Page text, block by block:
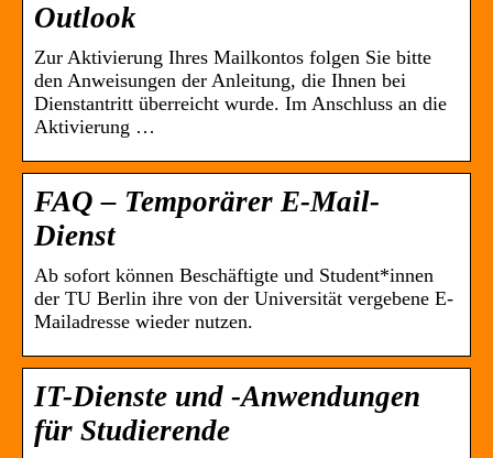
Outlook
Zur Aktivierung Ihres Mailkontos folgen Sie bitte
den Anweisungen der Anleitung, die Ihnen bei
Dienstantritt überreicht wurde. Im Anschluss an die
Aktivierung …
FAQ – Temporärer E-Mail-
Dienst
Ab sofort können Beschäftigte und Student*innen
der TU Berlin ihre von der Universität vergebene E-
Mailadresse wieder nutzen.
IT-Dienste und -Anwendungen
für Studierende